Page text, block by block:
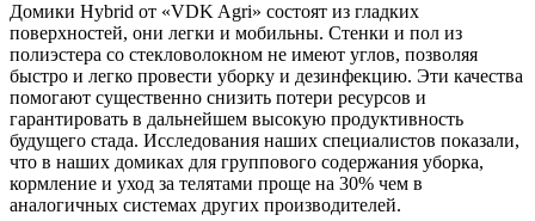
Домики Hybrid от «VDK Agri» состоят из гладких
поверхностей, они легки и мобильны. Стенки и пол из
полиэстера со стекловолокном не имеют углов, позволяя
быстро и легко провести уборку и дезинфекцию. Эти качества
помогают существенно снизить потери ресурсов и
гарантировать в дальнейшем высокую продуктивность
будущего стада. Исследования наших специалистов показали,
что в наших домиках для группового содержания уборка,
кормление и уход за телятами проще на 30% чем в
аналогичных системах других производителей.